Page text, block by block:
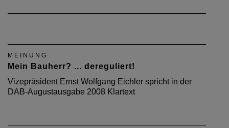
MEINUNG
Mein Bauherr? ... dereguliert!
Vizepräsident Ernst Wolfgang Eichler spricht in der
DAB-Augustausgabe 2008 Klartext